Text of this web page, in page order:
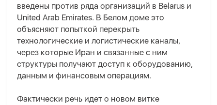
введены против ряда организаций в Belarus и
United Arab Emirates. В Белом доме это
объясняют попыткой перекрыть
технологические и логистические каналы,
через которые Иран и связанные с ним
структуры получают доступ к оборудованию,
данным и финансовым операциям.
Фактически речь идет о новом витке